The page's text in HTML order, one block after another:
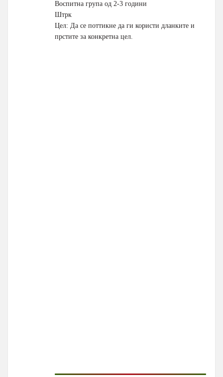
Воспитна група од 2-3 години
Штрк
Цел: Да се поттикне да ги користи дланките и
прстите за конкретна цел.